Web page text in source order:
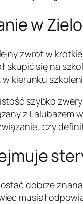
w
zwrot w
skupić się na
kierunku
szybko
z Falubazem
czy
dobrze
musiał